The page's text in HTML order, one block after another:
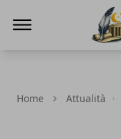
Home Attualità